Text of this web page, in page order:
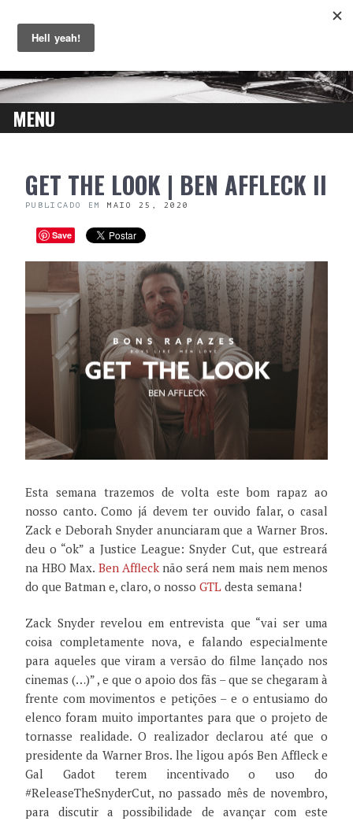
MENU
CONTENTGET THE LOOK | BEN AFFLECK II
PUBLICADO EM MAIO 25, 2020
Save
Esta semana trazemos de volta este bom rapaz ao
nosso canto. Como já devem ter ouvido falar, o casal
Zack e Deborah Snyder anunciaram que a Warner Bros.
deu o “ok” a Justice League: Snyder Cut, que estreará
na HBO Max. Ben Afflecknão será nem mais nem menos
do que Batman e, claro, o nosso GTL desta semana!
Zack Snyder revelou em entrevista que “vai ser uma
coisa completamente nova, e falando especialmente
para aqueles que viram a versão do filme lançado nos
cinemas (…)” , e que o apoio dos fãs – que se chegaram à
frente com movimentos e petições – e o entusiamo do
elenco foram muito importantes para que o projeto de
tornasse realidade. O realizador declarou até que o
presidente da Warner Bros. lhe ligou após Ben Affleck e
Gal Gadot terem incentivado o uso do
#ReleaseTheSnyderCut, no passado mês de novembro,
para discutir a possibilidade de avançar com este